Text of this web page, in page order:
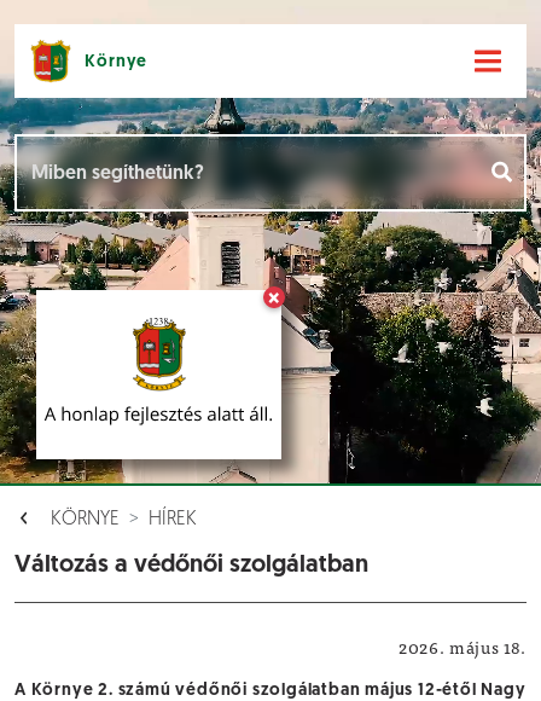
×
Környe
KÖRNYE HÍREK
Változás a védőnői szolgálatban
2026. május 18.
A Környe 2. számú védőnői szolgálatban május 12-étől Nagy
Hírek [
Események []
Dokumentumok []
Aloldalak [ ]